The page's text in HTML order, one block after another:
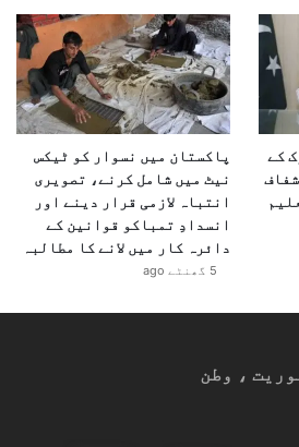
کے
پاکستان میں نسوار کو ٹیکس
نیٹ میں شامل کرنے، تصویری
انتباہ لازمی قرار دینے اور
انسدادِ تمباکو قوانین کے
دائرہ کار میں لانے کا مطالبہ
5 گھنٹے ago
، وطن